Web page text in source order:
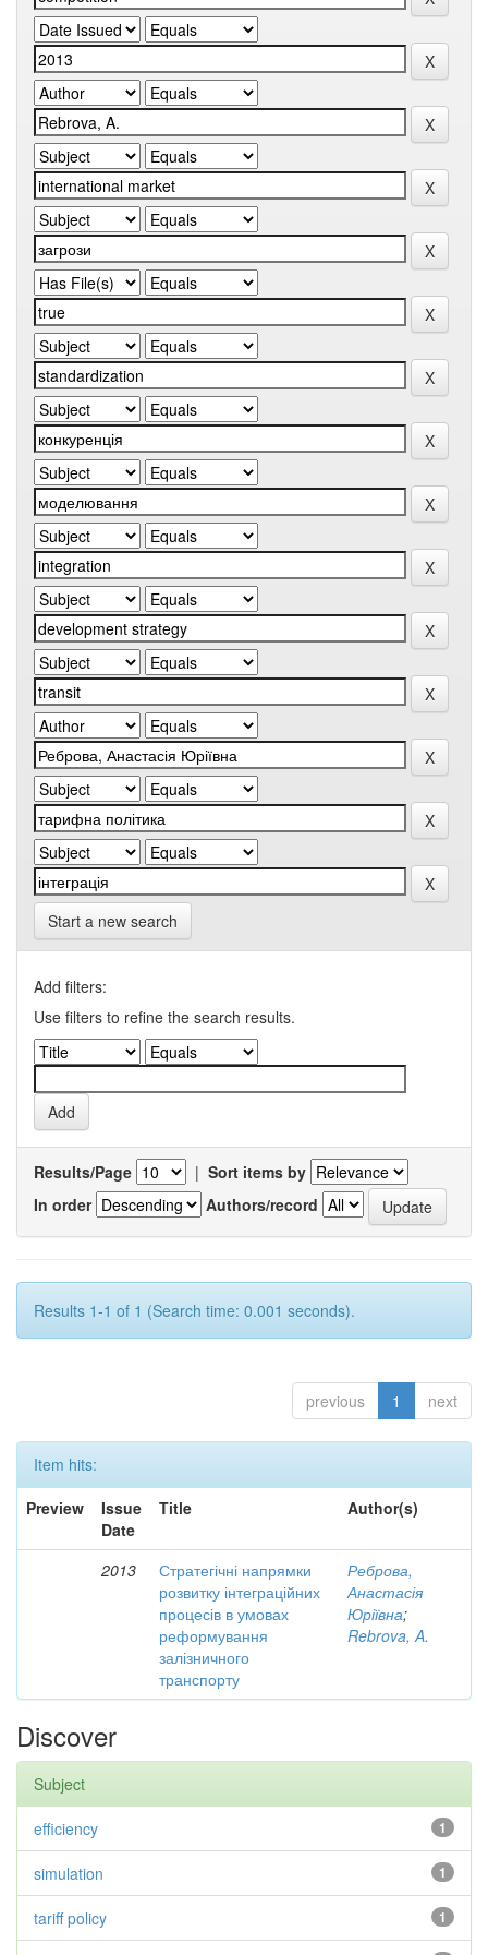
Start a new search
Add filters:
Use filters to refine the search results.
Results/Page | Sort items by
In order
Authors/record
Results 1-1 of 1 (Search time: 0.001 seconds).
previous 1 next
Item hits:
Preview
Issue
Date
Title Author(s)
2013
Стратегічні напрямки
розвитку інтеграційних
процесів в умовах
реформування
залізничного
транспорту
Реброва,
Анастасія
Юріївна;
Rebrova, A.
Discover
Subject
1
efficiency
1
simulation
1
tariff policy